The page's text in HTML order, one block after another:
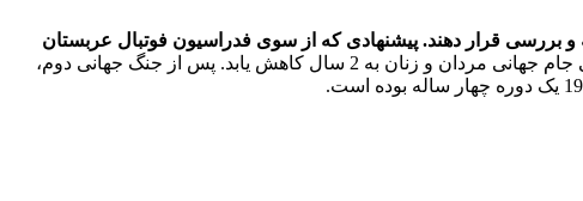
تا طرح برگزاری جام جهانی به صورت هر 2 سال یکبار را مورد مطالعه و بررسی قرار دهند. پیشنهادی که از سوی فدراسیون فوتبال عربستان
در این همه پرسی، 166 نفر از اعضا در مقابل 22 نفر، به بررسی پیشنهاد مطرح شده رأی مثبت دادند تا فاصله زمانی جام جهانی مردان و زنان به 2 سال کاهش یابد. پس از جنگ جهانی دوم،